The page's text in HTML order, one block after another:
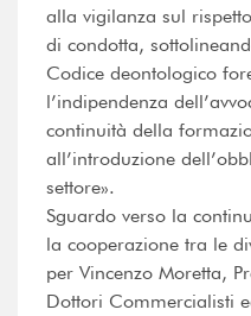
alla vigilanza sul
di condotta,
Codice deontologico
l’indipendenza
continuità della
all’introduzione
settore».
Sguardo verso la
la cooperazione tra le
per Vincenzo Moretta,
Dottori Commercialisti